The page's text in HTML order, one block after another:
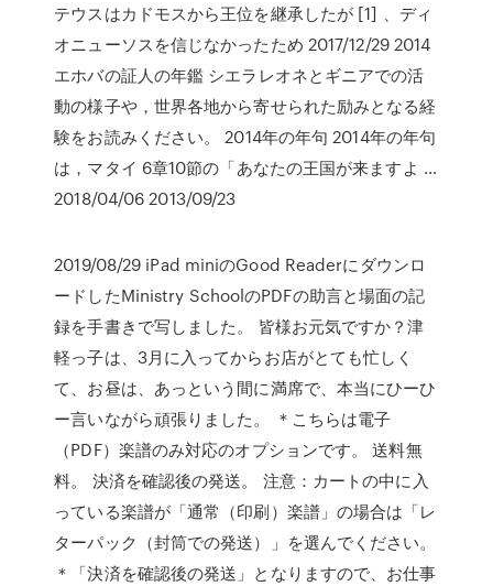
テウスはカドモスから王位を継承したが [1] 、ディ
オニューソスを信じなかったため 2017/12/29 2014
エホバの証人の年鑑 シエラレオネとギニアでの活
動の様子や，世界各地から寄せられた励みとなる経
験をお読みください。 2014年の年句 2014年の年句
は，マタイ 6章10節の「あなたの王国が来ますよ …
2018/04/06 2013/09/23
2019/08/29 iPad miniのGood Readerにダウンロ
ードしたMinistry SchoolのPDFの助言と場面の記
録を手書きで写しました。 皆様お元気ですか？津
軽っ子は、3月に入ってからお店がとても忙しく
て、お昼は、あっという間に満席で、本当にひーひ
ー言いながら頑張りました。 ＊こちらは電子
（PDF）楽譜のみ対応のオプションです。 送料無
料。 決済を確認後の発送。 注意：カートの中に入
っている楽譜が「通常（印刷）楽譜」の場合は「レ
ターパック（封筒での発送）」を選んでください。
＊「決済を確認後の発送」となりますので、お仕事